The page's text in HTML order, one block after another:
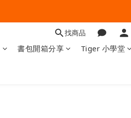
找商品
書包開箱分享 Tiger 小學堂